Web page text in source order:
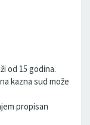
od 15 godina.
kazna sud može
propisan